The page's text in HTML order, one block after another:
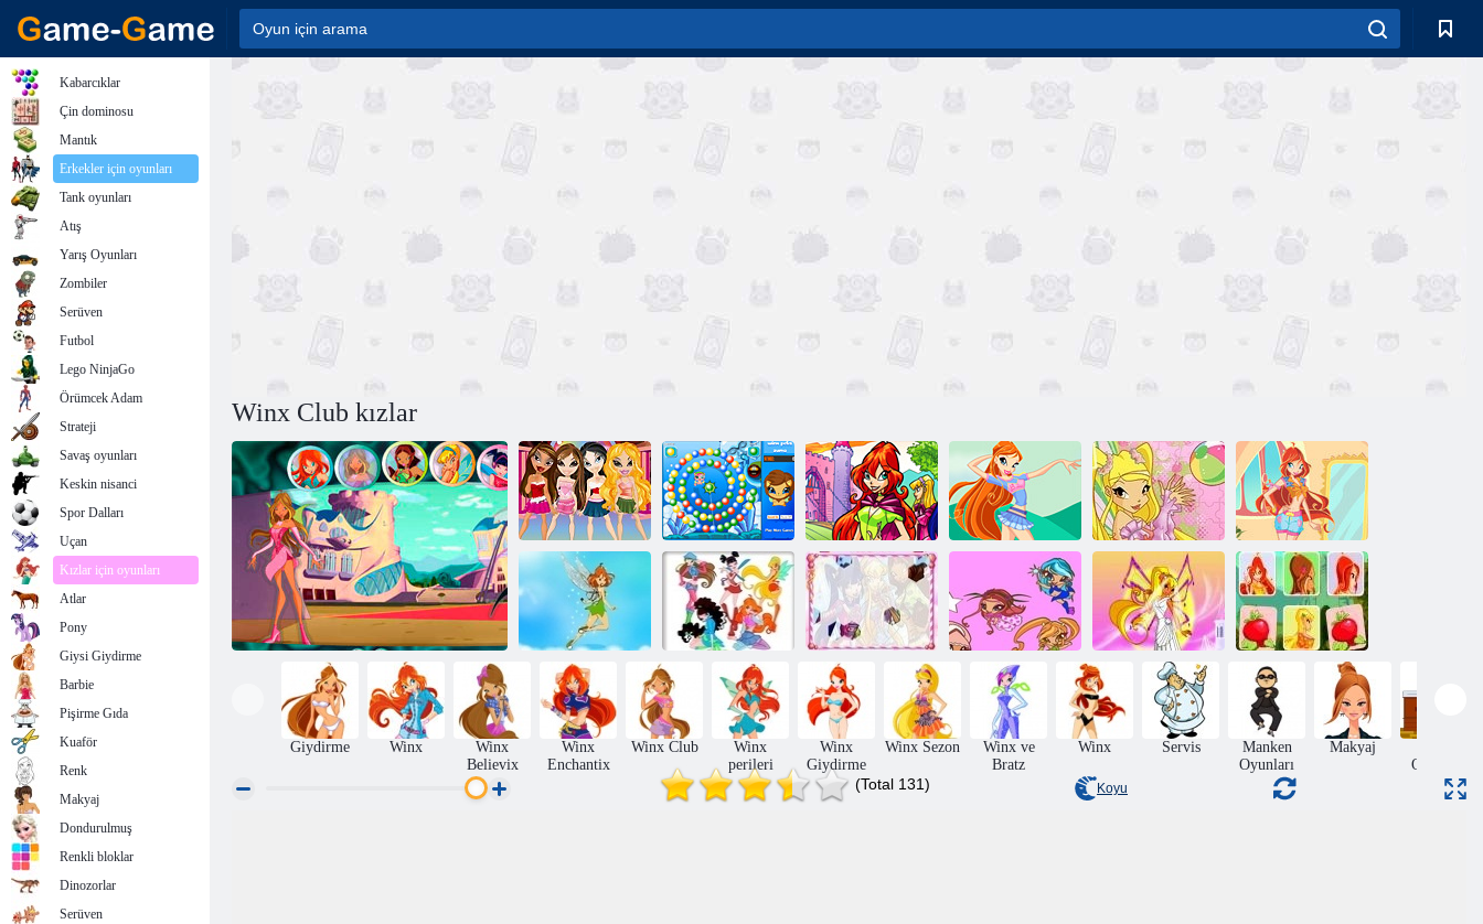
Winx Club kızlar
Bratz moda
tasarımcısı
Winx Pets Zuma Winx bulmaca 2 Winx Bloom Winx bulmaca 2 Bloom için Stil
Winx Uçuş
Winx Club
Boyama
Winx Club:
altıgen bulmaca
Pixie Winx Düğün Winx
Winx Club
Memorial Trick
Giydirme Winx
Winx
Believix
Winx
Enchantix
Winx Club
Winx
perileri
Winx
Giydirme
Winx Sezon
Winx ve
Bratz
Winx Servis
Manken
Oyunları
Makyaj
Oyunları
(Total 131) Koyu
Kabarcıklar
Çin dominosu
Mantık
Erkekler için oyunları
Tank oyunları
Atış
Yarış Oyunları
Zombiler
Serüven
Futbol
Lego NinjaGo
Örümcek Adam
Strateji
Savaş oyunları
Keskin nisanci
Spor Dalları
Uçan
Kızlar için oyunları
Atlar
Pony
Giysi Giydirme
Barbie
Pişirme Gıda
Kuaför
Renk
Makyaj
Dondurulmuş
Renkli bloklar
Dinozorlar
Serüven